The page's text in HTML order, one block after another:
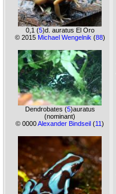
0,1 (5)d. auratus El Oro
© 2015 Michael Wengelnik (88)
Dendrobates (5)auratus
(nominant)
© 0000Alexander Bindseil (11 )